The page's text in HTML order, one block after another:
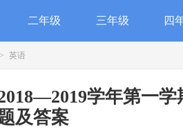
二年级 三年级 四
> 英语
学年第一学
及答案